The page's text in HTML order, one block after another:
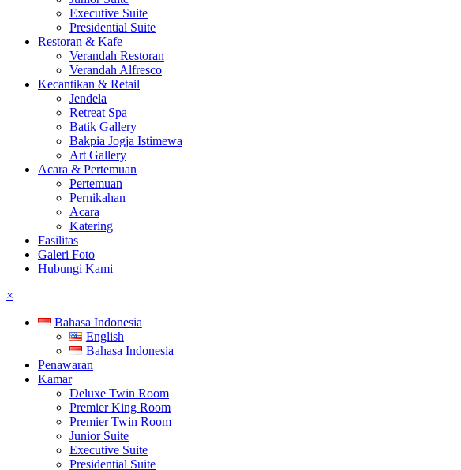
Executive Suite
Presidential Suite
Restoran & Kafe
Verandah Restoran
Verandah Alfresco
Kecantikan & Retail
Jendela
Retreat Spa
Batik Gallery
Bakpia Jogja Istimewa
Art Gallery
Acara & Pertemuan
Pertemuan
Pernikahan
Acara
Katering
Fasilitas
Galeri Foto
Hubungi Kami
×
Bahasa Indonesia
English
Bahasa Indonesia
Penawaran
Kamar
Deluxe Twin Room
Premier King Room
Premier Twin Room
Junior Suite
Executive Suite
Presidential Suite